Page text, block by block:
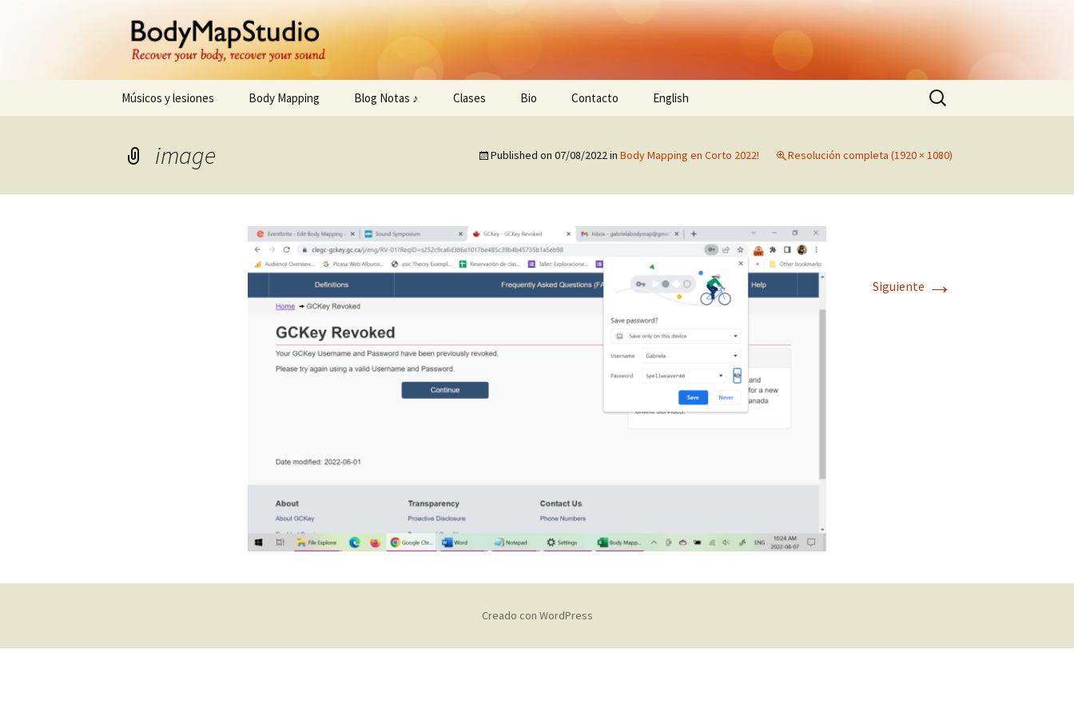
Body Map Studio
Preventing injuries in musicians.
Músicos y lesiones Body Mapping Blog Notas ♪ Clases Bio Contacto English
Buscar:
image Published on 07/08/2022in Body Mapping en Corto 2022! Resolución completa (1920 × 1080)
Siguiente →
Creado con WordPress